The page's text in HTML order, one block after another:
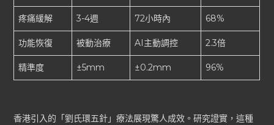
疼痛緩解 3-4週 72小時內 68%
功能恢復 被動治療 AI主動調控 2.3倍
精準度 ±5mm ±0.2mm 96%
香港引入的「劉氏環五針」療法展現驚人成效。研究證實，這種